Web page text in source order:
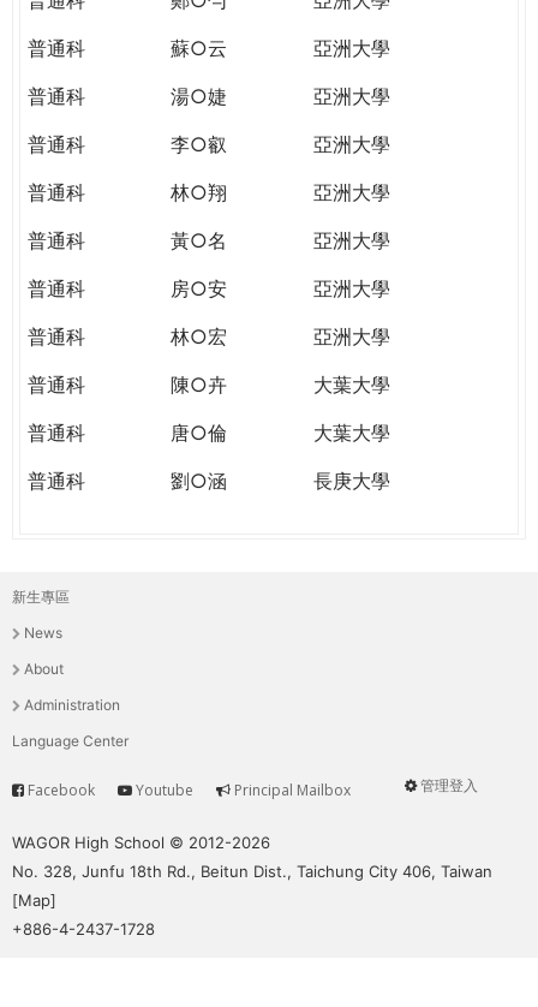
普通科
蘇○云
亞洲大學
普通科
湯○婕
亞洲大學
普通科
李○叡
亞洲大學
普通科
林○翔
亞洲大學
普通科
黃○名
亞洲大學
普通科
房○安
亞洲大學
普通科
林○宏
亞洲大學
普通科
陳○卉
大葉大學
普通科
唐○倫
大葉大學
普通科
劉○涵 長庚大學
主
選
單
新生專區
News
About
Administration
Language Center
User
管理登入
Service
Facebook Youtube Principal Mailbox
WAGOR High School © 2012-2026
No. 328, Junfu 18th Rd., Beitun Dist., Taichung City 406, Taiwan
[Map]
+886-4-2437-1728